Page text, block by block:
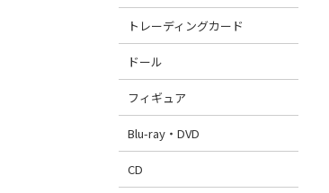
トレーディングカード
ドール
フィギュア
Blu-ray・DVD
CD